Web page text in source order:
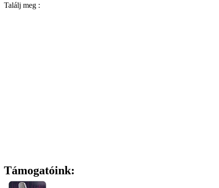
Találj meg :
Támogatóink: